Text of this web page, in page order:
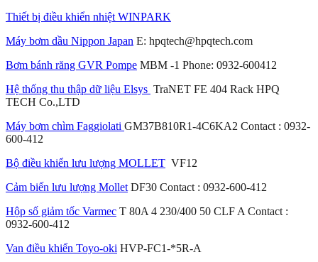
Thiết bị điều khiển nhiệt WINPARK
Máy bơm dầu Nippon Japan E: hpqtech@hpqtech.com
Bơm bánh răng GVR Pompe MBM -1 Phone: 0932-600412
Hệ thống thu thập dữ liệu Elsys TraNET FE 404 Rack HPQ
TECH Co.,LTD
Máy bơm chìm Faggiolati GM37B810R1-4C6KA2 Contact : 0932-
600-412
Bộ điều khiển lưu lượng MOLLET VF12
Cảm biến lưu lượng Mollet DF30 Contact : 0932-600-412
Hộp số giảm tốc Varmec T 80A 4 230/400 50 CLF A Contact :
0932-600-412
Van điều khiển Toyo-oki HVP-FC1-*5R-A